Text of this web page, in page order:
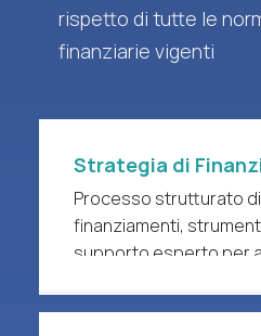
rispetto di tutte le
finanziarie vigenti
Strategia di
Processo strutturato
finanziamenti,
supporto esperto per
di R&S